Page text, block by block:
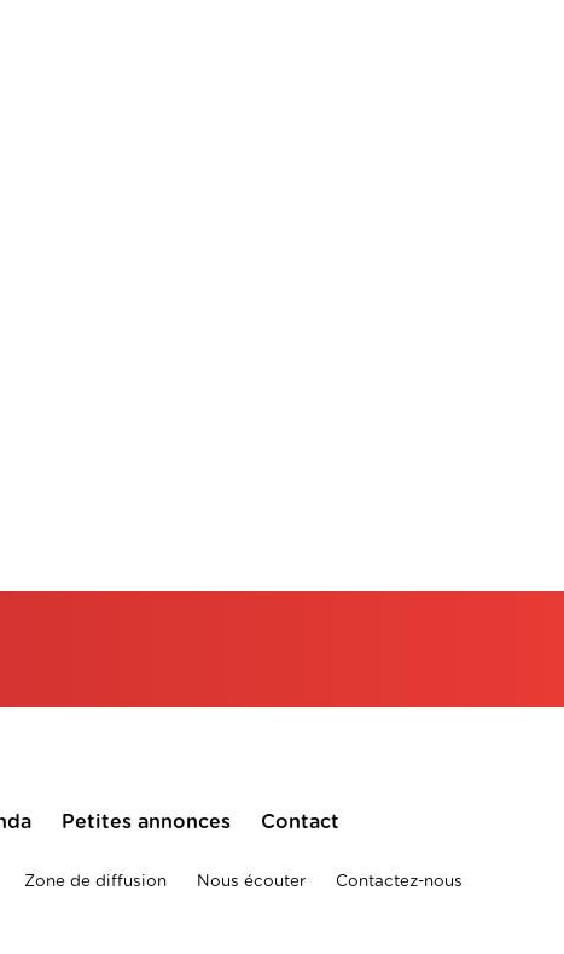
Petites annonces Contact
Zone de diffusion Nous écouter Contactez-nous